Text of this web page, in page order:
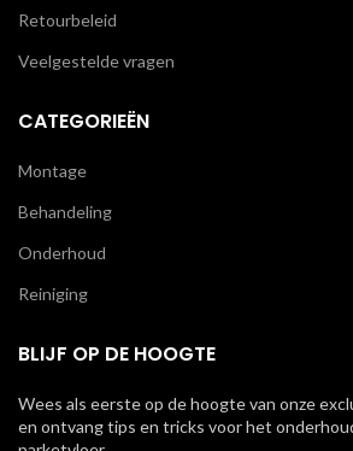
Retourbeleid
Veelgestelde vragen
CATEGORIEËN
Montage
Behandeling
Onderhoud
Reiniging
BLIJF OP DE HOOGTE
Wees als eerste op de hoogte van onze
en ontvang tips en tricks voor het